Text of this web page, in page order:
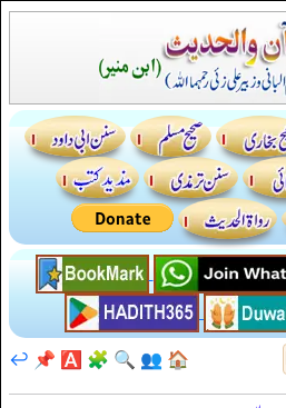
🏠
👥
🔍
🧩
🅰️
📌
↩️